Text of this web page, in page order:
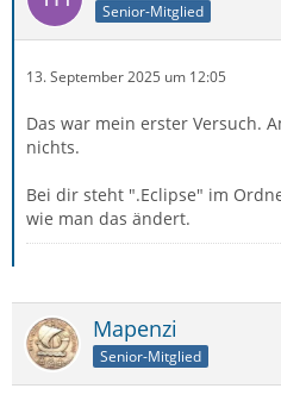
Senior-Mitglied
13. September 2025 um 12:05
Das war mein erster Versuch.
nichts.
Bei dir steht ".Eclipse" im
wie man das ändert.
Mapenzi
Senior-Mitglied